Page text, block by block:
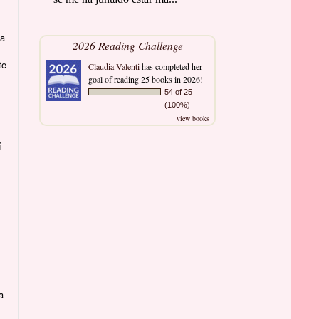
2026 Reading Challenge
Claudia Valentihas completed her
goal of reading 25 books in 2026!
54 of 25
(100%)
view books